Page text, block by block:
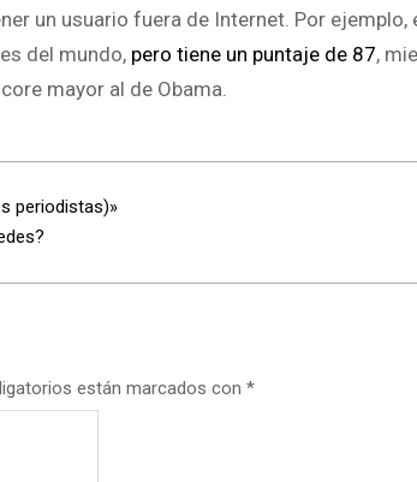
un usuario fuera de Internet. Por ejemplo,
del mundo, pero tiene un puntaje de 87,
mayor al de Obama.
periodistas)»
están marcados con *